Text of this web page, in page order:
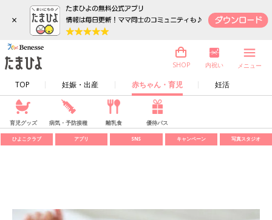
×
TOP 妊娠・出産 赤ちゃん・育児 妊活
SHOP 内祝い メニュー
育児グッズ 病気・予防接種 離乳食 優待パス
ひよこクラブ アプリ SNS キャンペーン 写真スタジオ